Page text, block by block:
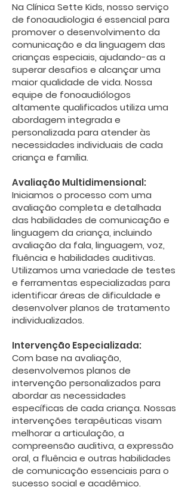
Na Clínica Sette Kids, nosso serviço
de fonoaudiologia é essencial para
promover o desenvolvimento da
comunicação e da linguagem das
crianças especiais, ajudando-as a
superar desafios e alcançar uma
maior qualidade de vida. Nossa
equipe de fonoaudiólogos
altamente qualificados utiliza uma
abordagem integrada e
personalizada para atender às
necessidades individuais de cada
criança e família.
Avaliação Multidimensional:
Iniciamos o processo com uma
avaliação completa e detalhada
das habilidades de comunicação e
linguagem da criança, incluindo
avaliação da fala, linguagem, voz,
fluência e habilidades auditivas.
Utilizamos uma variedade de testes
e ferramentas especializadas para
identificar áreas de dificuldade e
desenvolver planos de tratamento
individualizados.
Intervenção Especializada:
Com base na avaliação,
desenvolvemos planos de
intervenção personalizados para
abordar as necessidades
específicas de cada criança. Nossas
intervenções terapêuticas visam
melhorar a articulação, a
compreensão auditiva, a expressão
oral, a fluência e outras habilidades
de comunicação essenciais para o
sucesso social e acadêmico.